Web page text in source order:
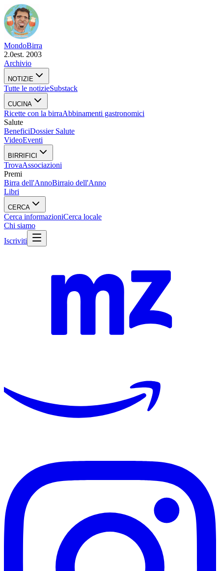
MondoBirra
2.0est. 2003
Archivio
NOTIZIE
Tutte le notizieSubstack
CUCINA
Ricette con la birraAbbinamenti gastronomici
Salute
BeneficiDossier Salute
VideoEventi
BIRRIFICI
TrovaAssociazioni
Premi
Birra dell'AnnoBirraio dell'Anno
Libri
CERCA
Cerca informazioniCerca locale
Chi siamo
Iscriviti